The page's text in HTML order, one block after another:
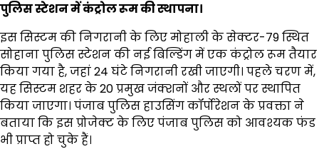
पुलिस स्टेशन में कंट्रोल रूम की स्थापना।
इस सिस्टम की निगरानी के लिए मोहाली के सेक्टर-79 स्थित
सोहाना पुलिस स्टेशन की नई बिल्डिंग में एक कंट्रोल रूम तैयार
किया गया है, जहां 24 घंटे निगरानी रखी जाएगी। पहले चरण में,
यह सिस्टम शहर के 20 प्रमुख जंक्शनों और स्थलों पर स्थापित
किया जाएगा। पंजाब पुलिस हाउसिंग कॉर्पोरेशन के प्रवक्ता ने
बताया कि इस प्रोजेक्ट के लिए पंजाब पुलिस को आवश्यक फंड
भी प्राप्त हो चुके हैं।